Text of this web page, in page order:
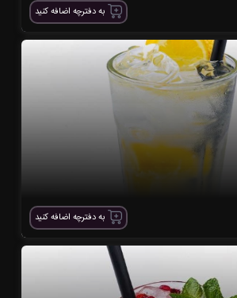
به دفترچه اضافه کنید
به دفترچه اضافه کنید